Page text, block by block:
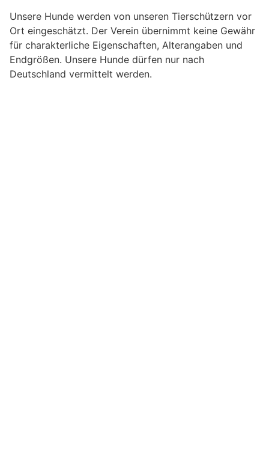
Unsere Hunde werden von unseren Tierschützern vor
Ort eingeschätzt. Der Verein übernimmt keine Gewähr
für charakterliche Eigenschaften, Alterangaben und
Endgrößen. Unsere Hunde dürfen nur nach
Deutschland vermittelt werden.